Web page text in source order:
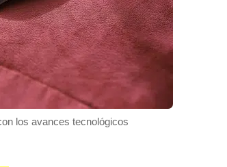
los avances tecnológicos